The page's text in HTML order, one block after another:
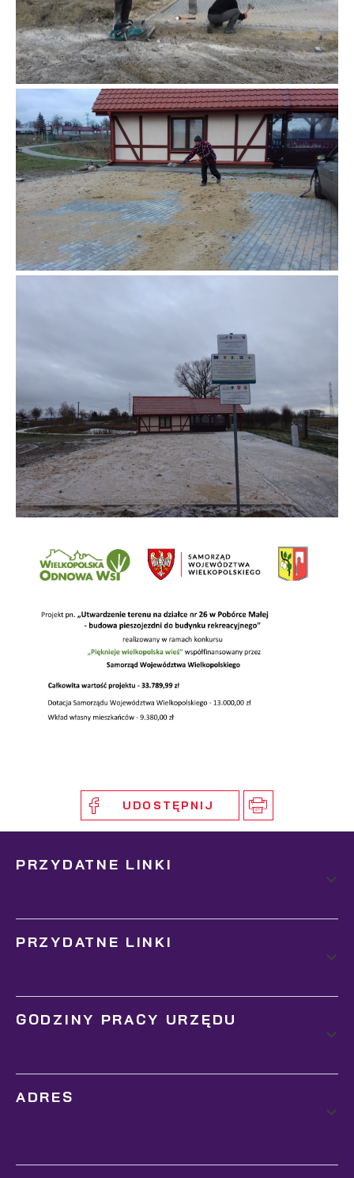
UDOSTĘPNIJ
PRZYDATNE LINKI
PRZYDATNE LINKI
GODZINY PRACY URZĘDU
ADRES